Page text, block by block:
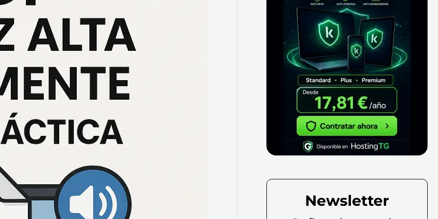
Newsletter